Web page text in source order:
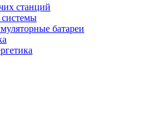
станций
батареи